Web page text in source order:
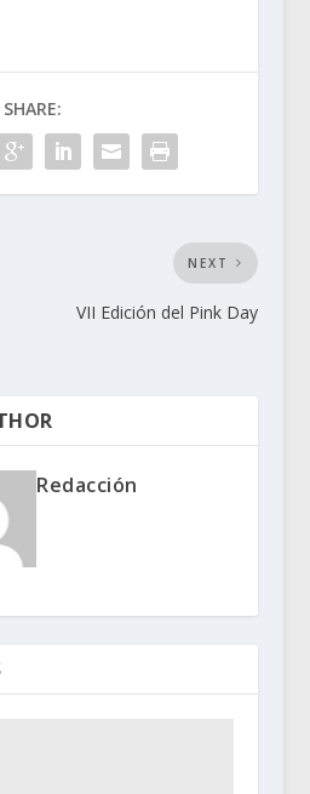
SHARE:
NEXT
VII Edición del Pink Day
Redacción